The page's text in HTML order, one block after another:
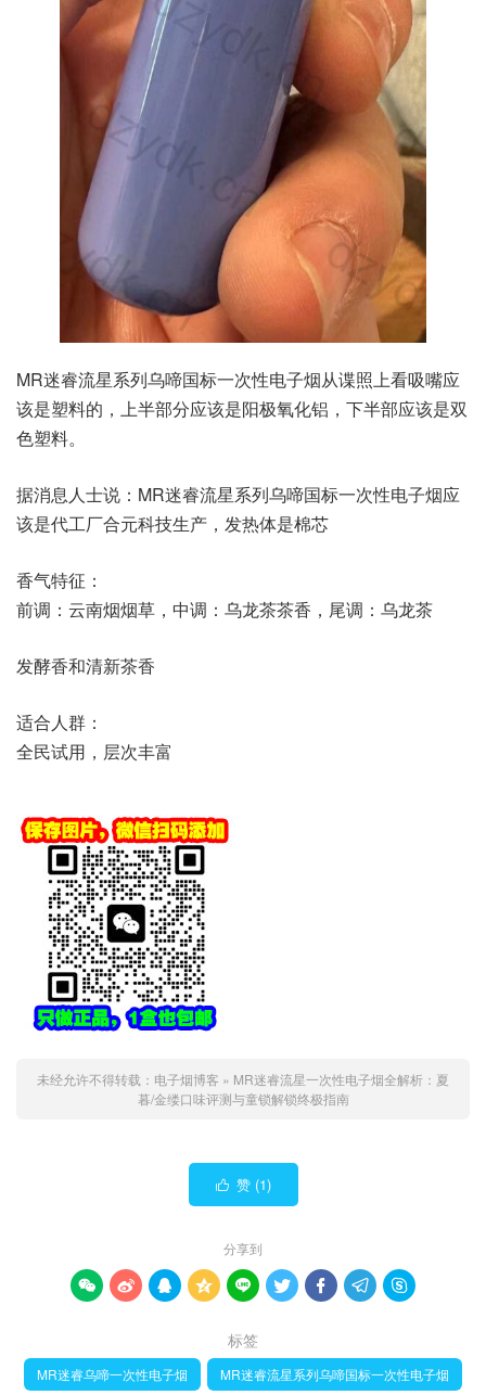
MR迷睿流星系列乌啼国标一次性电子烟从谍照上看吸嘴应
该是塑料的，上半部分应该是阳极氧化铝，下半部应该是双
色塑料。
据消息人士说：MR迷睿流星系列乌啼国标一次性电子烟应
该是代工厂合元科技生产，发热体是棉芯
香气特征：
前调：云南烟烟草，中调：乌龙茶茶香，尾调：乌龙茶
发酵香和清新茶香
适合人群：
全民试用，层次丰富
未经允许不得转载： 电子烟博客 » MR迷睿流星一次性电子烟全解析：夏
暮/金缕口味评测与童锁解锁终极指南
 赞 (1)
分享到
        
标签
MR迷睿乌啼一次性电子烟 MR迷睿流星系列乌啼国标一次性电子烟